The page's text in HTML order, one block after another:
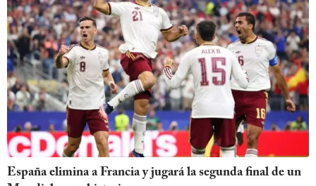
España elimina a Francia y jugará la segunda final de un